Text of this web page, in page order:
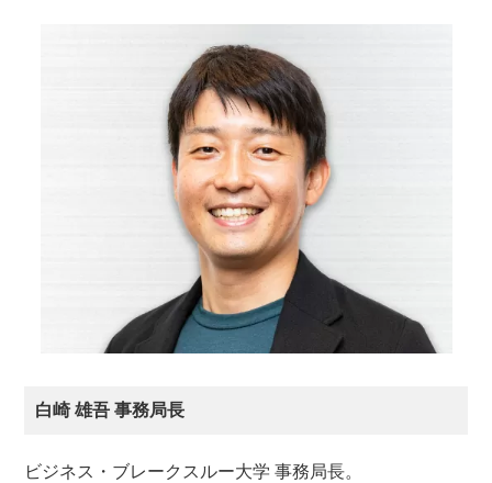
白崎 雄吾 事務局長
ビジネス・ブレークスルー大学 事務局長。